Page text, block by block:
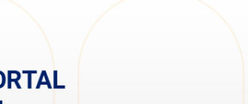
de 37 años de trabajo, y con
un servicio de excelencia y
más salas y equipamiento